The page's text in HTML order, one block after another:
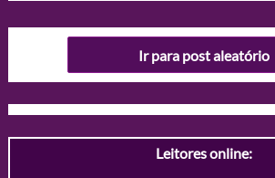
Ir para post aleatório
Leitores online: